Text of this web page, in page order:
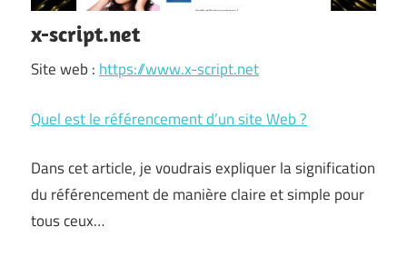
x-script.net
Site web :https://www.x-script.net
Quel est le référencement d’un site Web ?
Dans cet article, je voudrais expliquer la signification
du référencement de manière claire et simple pour
tous ceux…